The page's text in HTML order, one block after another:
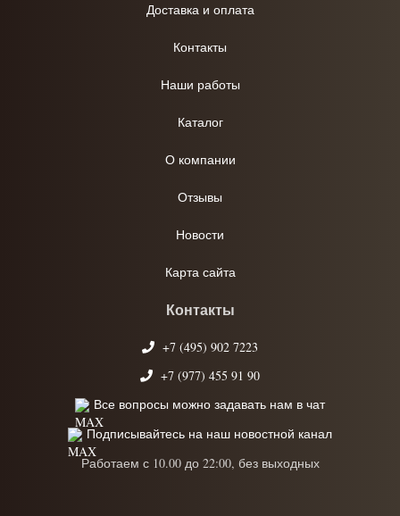
Доставка и оплата
Контакты
Наши работы
Каталог
О компании
Отзывы
Новости
Карта сайта
Контакты
+7 (495) 902 7223
+7 (977) 455 91 90
Все вопросы можно задавать нам в чат
Подписывайтесь на наш новостной канал
Работаем с 10.00 до 22:00, без выходных